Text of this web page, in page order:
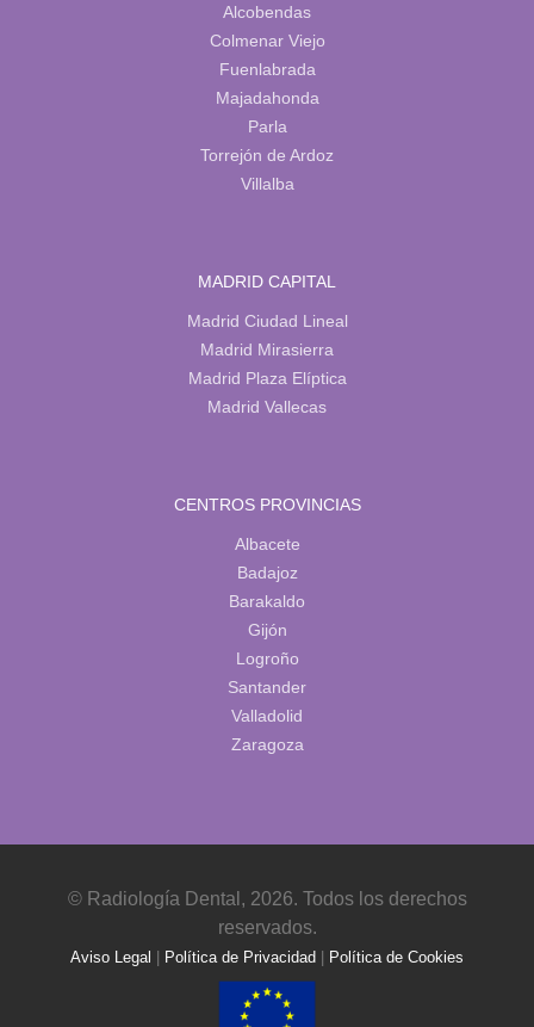
Alcobendas
Colmenar Viejo
Fuenlabrada
Majadahonda
Parla
Torrejón de Ardoz
Villalba
MADRID CAPITAL
Madrid Ciudad Lineal
Madrid Mirasierra
Madrid Plaza Elíptica
Madrid Vallecas
CENTROS PROVINCIAS
Albacete
Badajoz
Barakaldo
Gijón
Logroño
Santander
Valladolid
Zaragoza
© Radiología Dental, 2026. Todos los derechos
reservados.
Aviso Legal Política de Privacidad Política de Cookies